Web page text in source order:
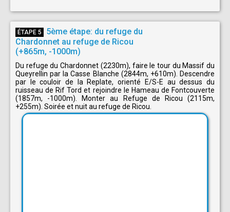
ÉTAPE 5
5ème étape: du refuge du
Chardonnet au refuge de Ricou
(+865m, -1000m)
Du refuge du Chardonnet (2230m), faire le tour du Massif du
Queyrellin par la Casse Blanche (2844m, +610m). Descendre
par le couloir de la Replate, orienté E/S-E au dessus du
ruisseau de Rif Tord et rejoindre le Hameau de Fontcouverte
(1857m, -1000m). Monter au Refuge de Ricou (2115m,
+255m). Soirée et nuit au refuge de Ricou.